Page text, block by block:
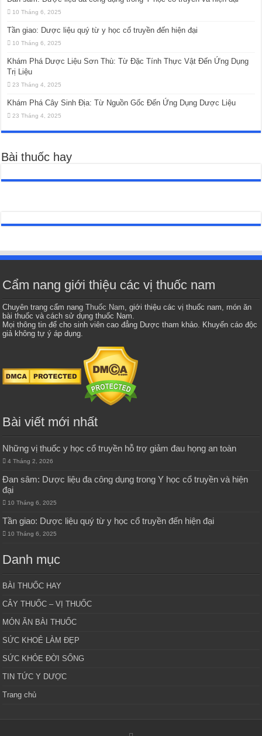
10 Tháng 6, 2025
Tần giao: Dược liệu quý từ y học cổ truyền đến hiện đại
10 Tháng 6, 2025
Khám Phá Dược Liệu Sơn Thù: Từ Đặc Tính Thực Vật Đến Ứng Dụng
Trị Liệu
23 Tháng 4, 2025
Khám Phá Cây Sinh Địa: Từ Nguồn Gốc Đến Ứng Dụng Dược Liệu
23 Tháng 4, 2025
Bài thuốc hay
Cẩm nang giới thiệu các vị thuốc nam
Chuyên trang cẩm nangThuốc Nam, giới thiệu các vị thuốc nam, món ăn
bài thuốc và cách sử dụng thuốc Nam.
Mọi thông tin để cho sinh viên cao đẳng Dược tham khảo. Khuyến cáo độc
giả không tự ý áp dụng.
Bài viết mới nhất
Những vị thuốc y học cổ truyền hỗ trợ giảm đau họng an toàn
4 Tháng 2, 2026
Đan sâm: Dược liệu đa công dụng trong Y học cổ truyền và hiện
đại
10 Tháng 6, 2025
Tần giao: Dược liệu quý từ y học cổ truyền đến hiện đại
10 Tháng 6, 2025
Danh mục
BÀI THUỐC HAY
CÂY THUỐC – VỊ THUỐC
MÓN ĂN BÀI THUỐC
SỨC KHOẺ LÀM ĐẸP
SỨC KHỎE ĐỜI SỐNG
TIN TỨC Y DƯỢC
Trang chủ